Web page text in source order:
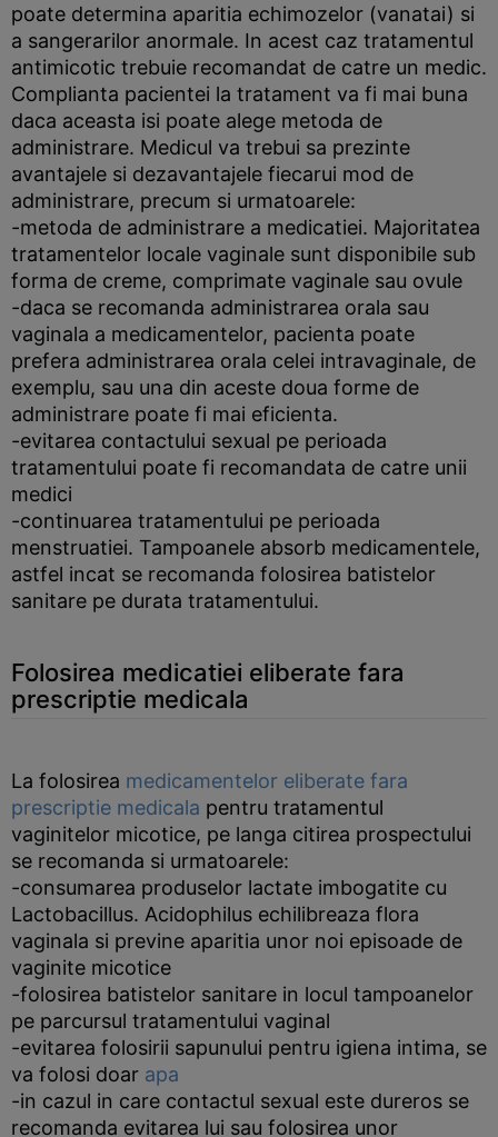
poate determina aparitia echimozelor (vanatai) si
a sangerarilor anormale. In acest caz tratamentul
antimicotic trebuie recomandat de catre un medic.
Complianta pacientei la tratament va fi mai buna
daca aceasta isi poate alege metoda de
administrare. Medicul va trebui sa prezinte
avantajele si dezavantajele fiecarui mod de
administrare, precum si urmatoarele:
-metoda de administrare a medicatiei. Majoritatea
tratamentelor locale vaginale sunt disponibile sub
forma de creme, comprimate vaginale sau ovule
-daca se recomanda administrarea orala sau
vaginala a medicamentelor, pacienta poate
prefera administrarea orala celei intravaginale, de
exemplu, sau una din aceste doua forme de
administrare poate fi mai eficienta.
-evitarea contactului sexual pe perioada
tratamentului poate fi recomandata de catre unii
medici
-continuarea tratamentului pe perioada
menstruatiei. Tampoanele absorb medicamentele,
astfel incat se recomanda folosirea batistelor
sanitare pe durata tratamentului.
Folosirea medicatiei eliberate fara
prescriptie medicala
La folosirea medicamentelor eliberate fara
prescriptie medicala pentru tratamentul
vaginitelor micotice, pe langa citirea prospectului
se recomanda si urmatoarele:
-consumarea produselor lactate imbogatite cu
Lactobacillus. Acidophilus echilibreaza flora
vaginala si previne aparitia unor noi episoade de
vaginite micotice
-folosirea batistelor sanitare in locul tampoanelor
pe parcursul tratamentului vaginal
-evitarea folosirii sapunului pentru igiena intima, se
va folosi doar apa
-in cazul in care contactul sexual este dureros se
recomanda evitarea lui sau folosirea unor